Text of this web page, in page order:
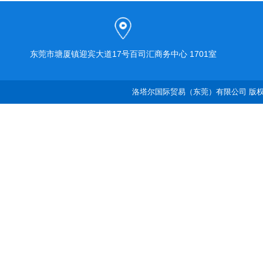
东莞市塘厦镇迎宾大道17号百司汇商务中心 1701室
洛塔尔国际贸易（东莞）有限公司 版